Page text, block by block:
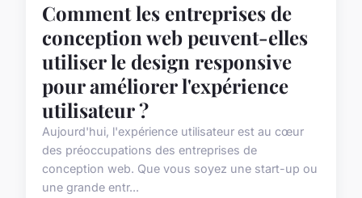
Comment les entreprises de
conception web peuvent-elles
utiliser le design responsive
pour améliorer l'expérience
utilisateur ?
Aujourd'hui, l'expérience utilisateur est au cœur
des préoccupations des entreprises de
conception web. Que vous soyez une start-up ou
une grande entr...